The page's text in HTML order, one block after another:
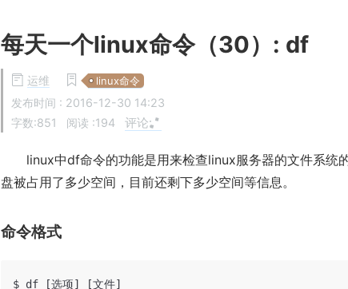
每天一个linux命令（30）: df
运维 linux命令
发布时间 : 2016-12-30 14:23
字数:851
阅读 :194 评论:
linux中df命令的功能是用来检查linux服务器的文件系统
盘被占用了多少空间，目前还剩下多少空间等信息。
命令格式